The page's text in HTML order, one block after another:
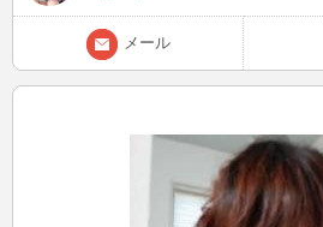
メール